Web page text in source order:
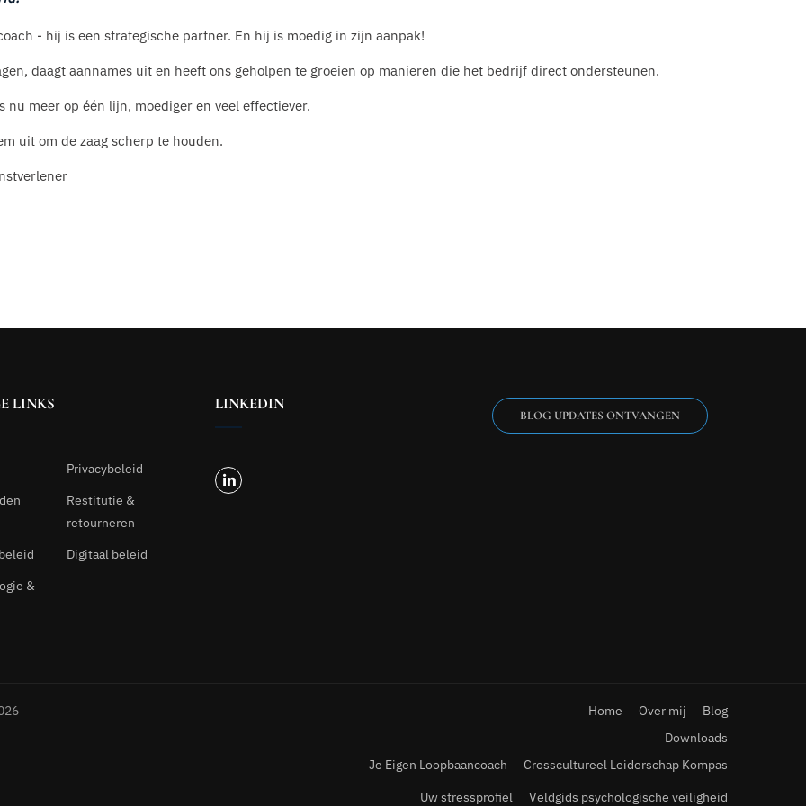
- hij is een strategische partner. En hij is moedig in zijn aanpak!
daagt aannames uit en heeft ons geholpen te groeien op manieren die het bedrijf direct ondersteunen.
nu meer op één lijn, moediger en veel effectiever.
uit om de zaag scherp te houden.
LINKS
Privacybeleid
Restitutie &
retourneren
Digitaal beleid
&
LINKEDIN
BLOG UPDATES ONTVANGEN
Home Over mij
Blog
Downloads
Je Eigen Loopbaancoach
Crosscultureel Leiderschap Kompas
Uw stressprofiel
Veldgids psychologische veiligheid